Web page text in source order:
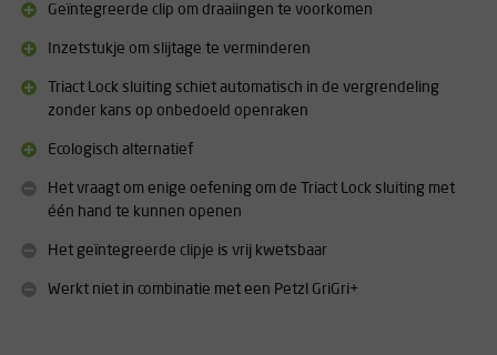
Materiaal: Aluminium
Gewicht: 91 gram
Opening: 24mm
Sterkte: 25 kN
Sterkte dwars belast: 9 kN
Sterkte open belast: 9 kN
Geïntegreerde clip om draaiingen te voorkomen
Inzetstukje om slijtage te verminderen
Triact Lock sluiting schiet automatisch in de vergrendeling
zonder kans op onbedoeld openraken
Ecologisch alternatief
Het vraagt om enige oefening om de Triact Lock sluiting met
één hand te kunnen openen
Het geïntegreerde clipje is vrij kwetsbaar
Werkt niet in combinatie met een Petzl GriGri+